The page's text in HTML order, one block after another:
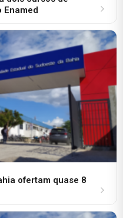
Enamed
ofertam quase 8